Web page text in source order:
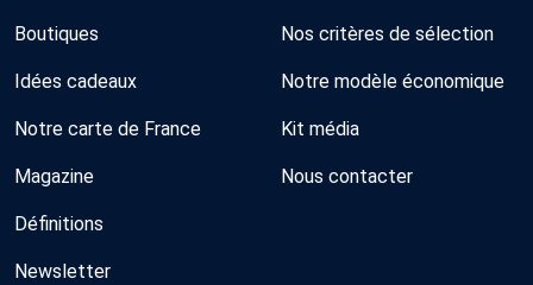
Boutiques
Idées cadeaux
Notre carte de France
Magazine
Définitions
Newsletter
Nos critères de sélection
Notre modèle économique
Kit média
Nous contacter